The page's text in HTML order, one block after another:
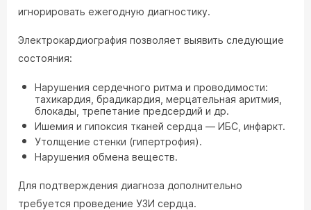
игнорировать ежегодную диагностику.
Электрокардиография позволяет выявить следующие
состояния:
Нарушения сердечного ритма и проводимости:
тахикардия, брадикардия, мерцательная аритмия,
блокады, трепетание предсердий и др.
Ишемия и гипоксия тканей сердца — ИБС, инфаркт.
Утолщение стенки (гипертрофия).
Нарушения обмена веществ.
Для подтверждения диагноза дополнительно
требуется проведение УЗИ сердца.